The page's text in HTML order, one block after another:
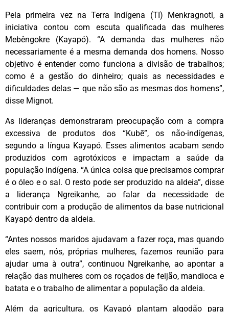
Pela primeira vez na Terra Indígena (TI) Menkragnoti, a
iniciativa contou com escuta qualificada das mulheres
Mebêngokre (Kayapó). “A demanda das mulheres não
necessariamente é a mesma demanda dos homens. Nosso
objetivo é entender como funciona a divisão de trabalhos;
como é a gestão do dinheiro; quais as necessidades e
dificuldades delas — que não são as mesmas dos homens”,
disse Mignot.
As lideranças demonstraram preocupação com a compra
excessiva de produtos dos “Kubē”, os não-indígenas,
segundo a língua Kayapó. Esses alimentos acabam sendo
produzidos com agrotóxicos e impactam a saúde da
população indígena. “A única coisa que precisamos comprar
é o óleo e o sal. O resto pode ser produzido na aldeia”, disse
a liderança Ngreikanhe, ao falar da necessidade de
contribuir com a produção de alimentos da base nutricional
Kayapó dentro da aldeia.
“Antes nossos maridos ajudavam a fazer roça, mas quando
eles saem, nós, próprias mulheres, fazemos reunião para
ajudar uma à outra”, continuou Ngreikanhe, ao apontar a
relação das mulheres com os roçados de feijão, mandioca e
batata e o trabalho de alimentar a população da aldeia.
Além da agricultura, os Kayapó plantam algodão para